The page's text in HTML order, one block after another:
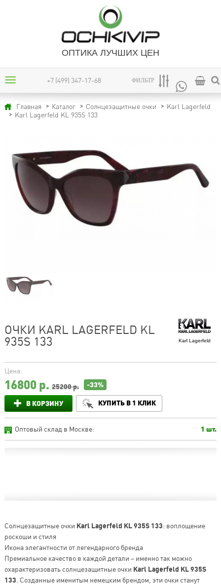
ОПТИКА ЛУЧШИХ ЦЕН
+7 (499) 347-17-68 ФИЛЬТР
Главная Каталог Солнцезащитные очки
Karl Lagerfeld
Karl Lagerfeld KL 935S 133
Karl Lagerfeld
ОЧКИ KARL LAGERFELD KL
935S 133
Цена:
16800р. 25200 р. -33%
В КОРЗИНУ КУПИТЬ В 1 КЛИК
Оптовый склад в Москве: 1 шт.
Солнцезащитные очки Karl Lagerfeld KL 935S 133: воплощение
роскоши и стиля
Икона элегантности от легендарного бренда
Премиальное качество в каждой детали – именно так можно
охарактеризовать солнцезащитные очки Karl Lagerfeld KL 935S
133. Созданные именитым немецким брендом, эти очки станут